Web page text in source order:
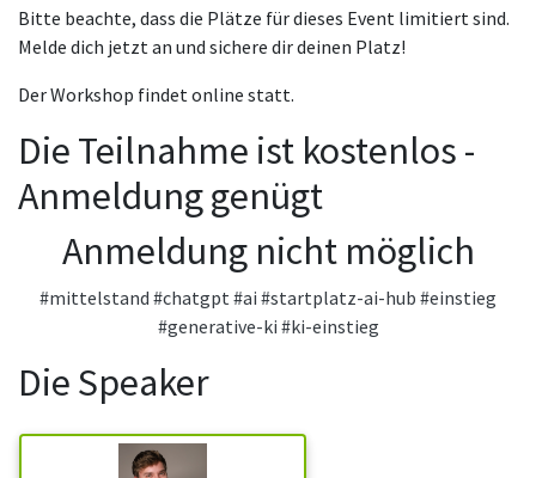
Bitte beachte, dass die Plätze für dieses Event limitiert sind.
Melde dich jetzt an und sichere dir deinen Platz!
Der Workshop findet online statt.
Die Teilnahme ist kostenlos -
Anmeldung genügt
Anmeldung nicht möglich
#mittelstand #chatgpt #ai #startplatz-ai-hub #einstieg
#generative-ki #ki-einstieg
Die Speaker